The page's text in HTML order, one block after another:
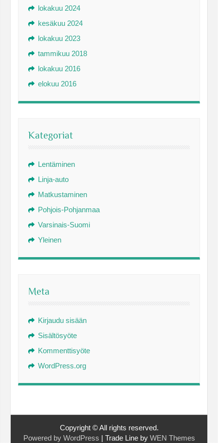
lokakuu 2024
kesäkuu 2024
lokakuu 2023
tammikuu 2018
lokakuu 2016
elokuu 2016
Kategoriat
Lentäminen
Linja-auto
Matkustaminen
Pohjois-Pohjanmaa
Varsinais-Suomi
Yleinen
Meta
Kirjaudu sisään
Sisältösyöte
Kommenttisyöte
WordPress.org
Copyright © All rights reserved.
Powered by WordPress | Trade Line by WEN Themes